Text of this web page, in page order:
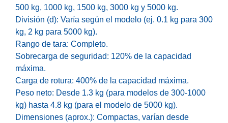
500 kg, 1000 kg, 1500 kg, 3000 kg y 5000 kg.
División (d): Varía según el modelo (ej. 0.1 kg para 300
kg, 2 kg para 5000 kg).
Rango de tara: Completo.
Sobrecarga de seguridad: 120% de la capacidad
máxima.
Carga de rotura: 400% de la capacidad máxima.
Peso neto: Desde 1.3 kg (para modelos de 300-1000
kg) hasta 4.8 kg (para el modelo de 5000 kg).
Dimensiones (aprox.): Compactas, varían desde